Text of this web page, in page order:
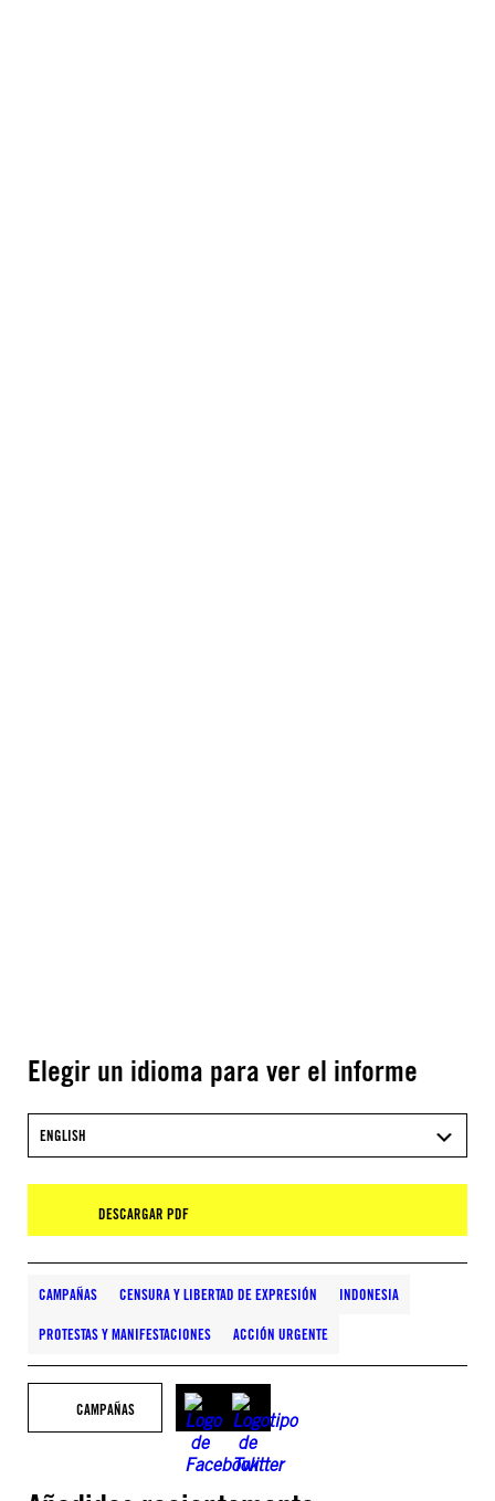
Elegir un idioma para ver el informe
ENGLISH
DESCARGAR PDF
CAMPAÑAS CENSURA Y LIBERTAD DE EXPRESIÓN INDONESIA
PROTESTAS Y MANIFESTACIONES ACCIÓN URGENTE
CAMPAÑAS